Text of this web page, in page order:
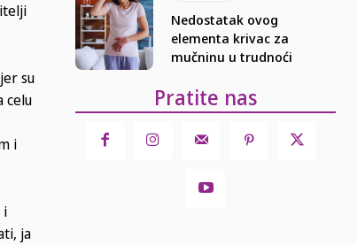
su
celu
i
i
ja
Nedostatak ovog
elementa krivac za
mučninu u trudnoći
Pratite nas